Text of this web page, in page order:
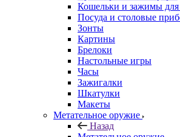
Кошельки и зажимы для
Посуда и столовые
Зонты
Картины
Брелоки
Настольные игры
Часы
Зажигалки
Шкатулки
Макеты
Метательное оружие
Назад